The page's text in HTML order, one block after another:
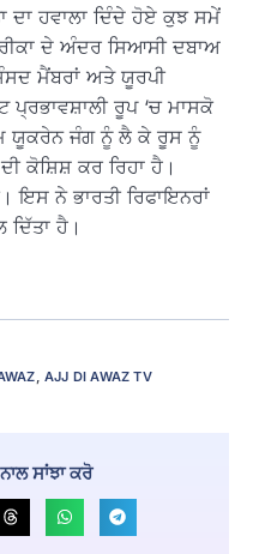
ਦਾ ਹਵਾਲਾ ਦਿੰਦੇ ਹੋਏ ਕੁਝ ਸਮੇਂ
ਦੇ ਅੰਦਰ ਸਿਆਸੀ ਦਬਾਅ
ਮੈਂਬਰਾਂ ਅਤੇ ਯੂਰਪੀ
ਰੂਪ ‘ਚ ਮਾਸਕੋ
ਯੂਕਰੇਨ ਜੰਗ ਨੂੰ ਲੈ ਕੇ ਰੂਸ ਨੂੰ
ਕੋਸ਼ਿਸ਼ ਕਰ ਰਿਹਾ ਹੈ।
ਨੇ ਭਾਰਤੀ ਰਿਫਾਇਨਰਾਂ
ਹੈ।
AJJ DI AWAZ TV
ਸਾਂਝਾ ਕਰੋ